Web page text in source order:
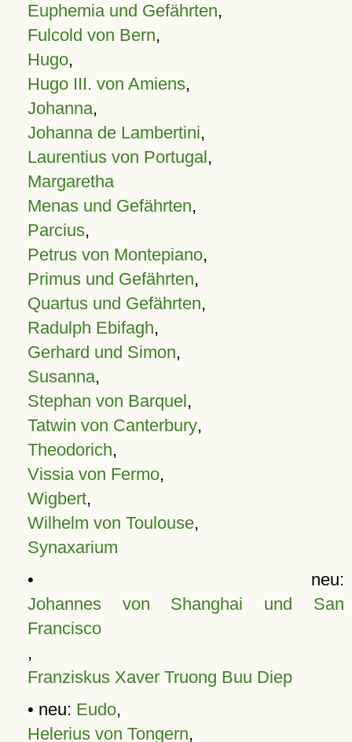
Euphemia und Gefährten,
Fulcold von Bern,
Hugo,
Hugo III. von Amiens,
Johanna,
Johanna de Lambertini,
Laurentius von Portugal,
Margaretha
Menas und Gefährten,
Parcius,
Petrus von Montepiano,
Primus und Gefährten,
Quartus und Gefährten,
Radulph Ebifagh,
Gerhard und Simon,
Susanna,
Stephan von Barquel,
Tatwin von Canterbury,
Theodorich,
Vissia von Fermo,
Wigbert,
Wilhelm von Toulouse,
Synaxarium
• neu:
Johannes von Shanghai und San
Francisco
,
Franziskus Xaver Truong Buu Diep
• neu: Eudo,
Helerius von Tongern,